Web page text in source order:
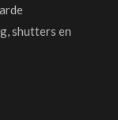
shutters en